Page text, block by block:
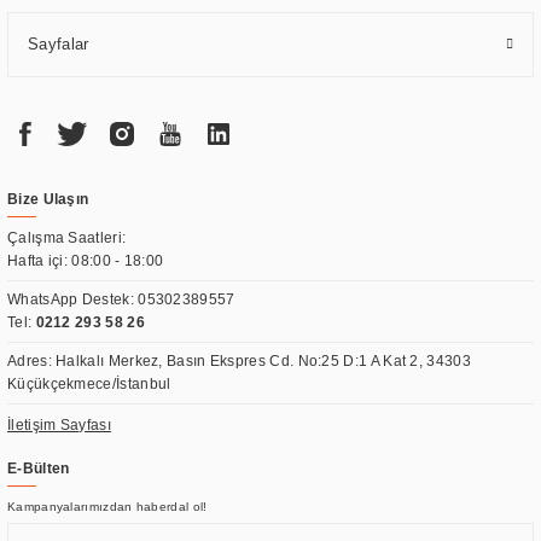
Sayfalar
Bize Ulaşın
Çalışma Saatleri:
Hafta içi: 08:00 - 18:00
WhatsApp Destek:05302389557
Tel: 0212 293 58 26
Adres: Halkalı Merkez, Basın Ekspres Cd. No:25 D:1 A Kat 2, 34303
Küçükçekmece/İstanbul
İletişim Sayfası
E-Bülten
Kampanyalarımızdan haberdal ol!